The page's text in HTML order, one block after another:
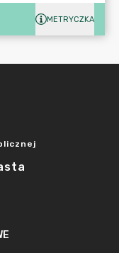
METRYCZKA